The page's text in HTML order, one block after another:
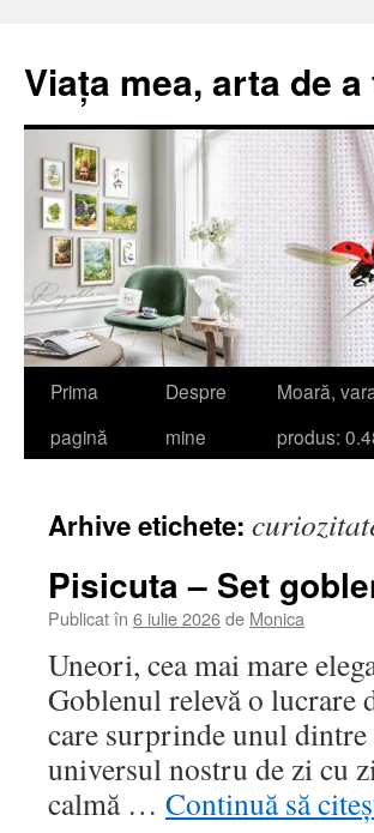
Viața mea, arta de
Sari
Prima
pagină
Despre
mine
Moară,
produs:
Arhive etichete:
Pisicuta – Set
Publicat în 6 iulie 2026de Monica
Uneori, cea mai mare
Goblenul relevă o lucrare
care surprinde unul
universul nostru de zi cu
calmă … Continuă să